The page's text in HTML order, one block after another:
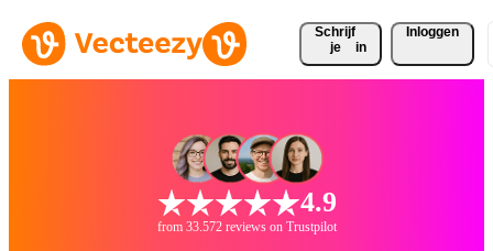
Schrijf
je
in
Inloggen
4.9
from 33.572 reviews on Trustpilot